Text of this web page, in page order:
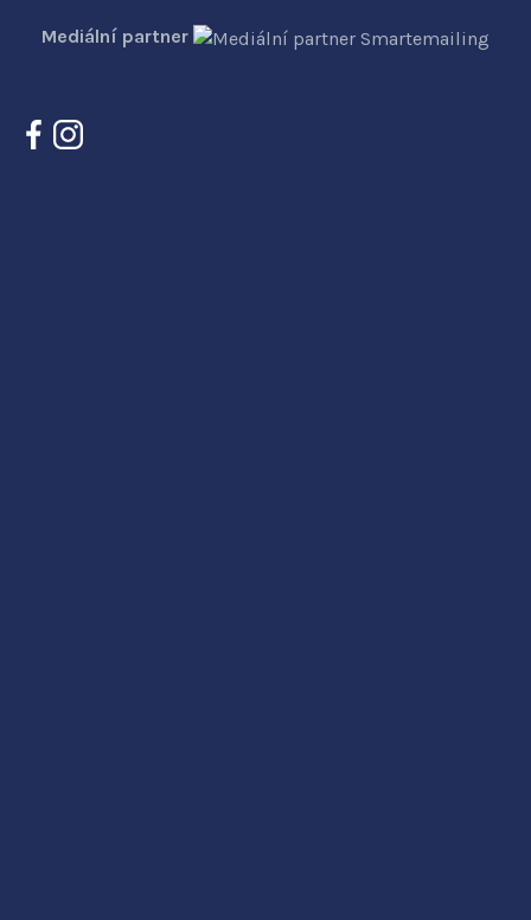
Mediální partner